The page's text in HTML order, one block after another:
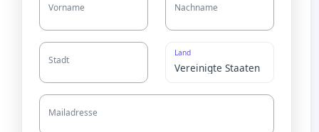
Vorname Nachname
Stadt
Land
Mailadresse